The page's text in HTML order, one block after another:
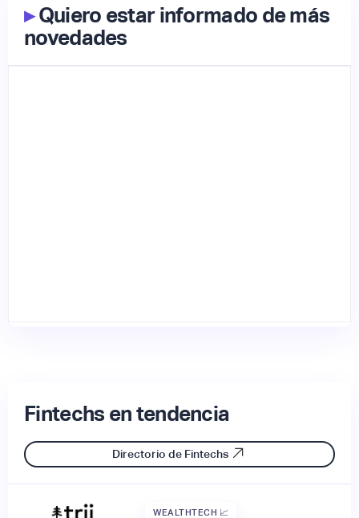
▸Quiero estar informado de más
novedades
Fintechs en tendencia
Directorio de Fintechs
WEALTHTECH 📈